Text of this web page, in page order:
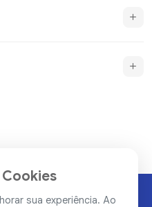
sua experiência. Ao